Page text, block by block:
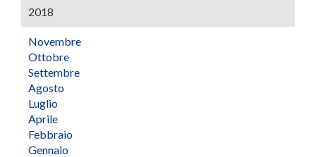
2018
Novembre
Ottobre
Settembre
Agosto
Luglio
Aprile
Febbraio
Gennaio